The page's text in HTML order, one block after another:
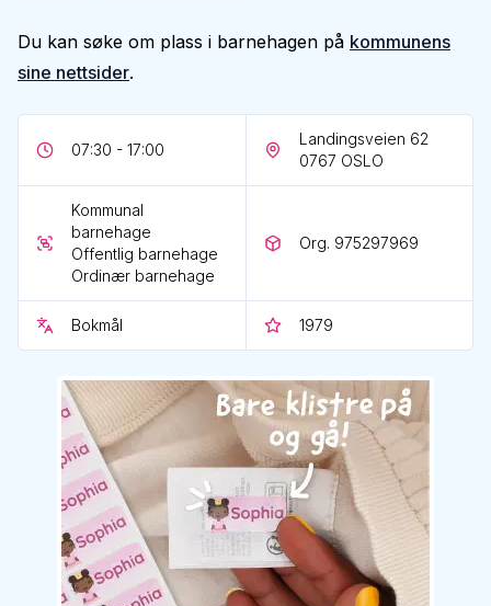
Du kan søke om plass i barnehagen på kommunens
sine nettsider.
07:30 - 17:00
Landingsveien 62
0767 OSLO
Kommunal
barnehage
Offentlig barnehage
Ordinær barnehage
Org. 975297969
Bokmål 1979